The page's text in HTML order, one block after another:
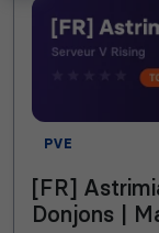
PVE
[FR]
Donjons |